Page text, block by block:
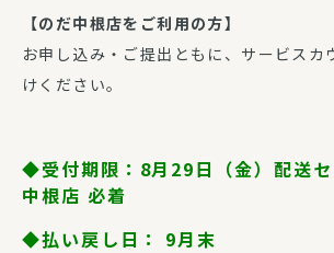
【のだ中根店をご利用の方】
お申し込み・ご提出ともに、サービスカ
けください。
◆受付期限：8月29日（金）配送
中根店 必着
◆払い戻し日：
9月末